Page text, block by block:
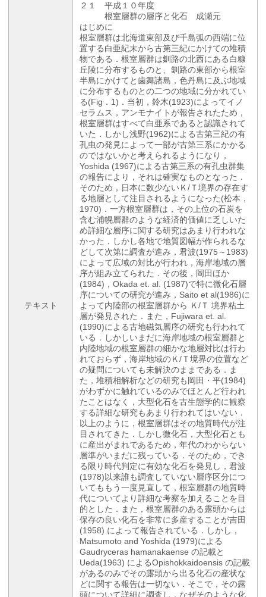
テキスト
２１ 平成１０年度
根室層群の層序と化石 成瀬元
はじめに
根室層群は北海道東部及び千島弧の西端に位
置する白亜紀末から古第三紀にかけての堆積
物である．根室層群は釧路の北西にある白糠
丘陵に分布するものと、釧路の東部から根室
半島にかけてと歯舞諸島，色丹島に及ぶ地域
に分布するものとの二つの地域に分かれてい
る(Fig．1)．当初，鈴木(1923)によってイノ
セラムス，アンモナイトが報告されたため，
根室層群はすべて白亜系であると認識されて
いた．しかし浅野(1962)による古第三紀の有
孔虫の発見によって一部が古第三系にかかる
のではないかと考えられるようになり，
Yoshida (1967)による古第三系の有孔虫群集
の報告により，それは確実なものとなった．
そのため，日本に数少ないＫ/Ｔ境界の存在す
る地層として注目されるようになった(松本，
1970)．一方根室層群は，その上位の石炭を
含む浦幌層群のような経済的価値に乏しいた
め詳細な層序に関する研究はあまり行われな
かった．しかし各地で地質図幅が作られるな
どして次第に調査が進み，君波(1975～1983)
によって広域の対比が行われ，海岸地域の層
序が組み立てられた．その後，岡田ほか
(1984)，Okada et. al. (1987)で特に微化石層
序についての研究が進み，Saito et al(1986)に
よって内陸部の根室層群から Ｋ/Ｔ 境界粘土
層が発見された．また，Fujiwara et. al.
(1990)による古地磁気層序の研究も行われて
いる．しかしいまだに海岸地域の根室層群と
内陸地域の根室層群の細かな地層対比は行わ
れておらず，海岸地域のＫ/Ｔ境界の位置など
の疑問についても未解決のままである．ま
た，堆積相解析などの研究も岡田・平(1984)
がわずかに触れているのみでほとんど行われ
たことはなく，大型化石を古生態学的に観察
する詳細な研究もあまり行われてはいない．
以上のように，根室層群はその地質時代が注
目されてきた．しかし微化石，大型化石とも
に産出がまれであるため，年代のわからない
層準がいまだに残っている．そのため，でき
る限り時代判定に有効な化石を発見し，君波
(1978)以来誰も調査していない層序区分につ
いてももう一度見直して，根室層群の地質時
代についてより詳細な考察を加えることを目
的とした．また，根室層群のある露頭からは
保存の良い化石を非常に多産することが吉田
(1958) によって報告されている．しかし，
Matsumoto and Yoshida (1979)による
Gaudryceras hamanakaense の記載と
Ueda(1963) によるOpishokkaidoensis の記載
があるのみでその露頭から出る化石の産状な
どに関する報告は一切ない．そこで，その露
頭について詳細に調査し，なぜそのような化